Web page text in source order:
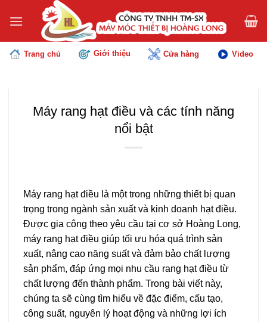
đến
dung Trang chủ Giới thiệu Cửa hàng Video
Máy rang hạt điều và các tính năng
nổi bật
Máy rang hạt điều là một trong những thiết bị quan
trọng trong ngành sản xuất và kinh doanh hạt điều.
Được gia công theo yêu cầu tại cơ sở Hoàng Long,
máy rang hạt điều giúp tối ưu hóa quá trình sản
xuất, nâng cao năng suất và đảm bảo chất lượng
sản phẩm, đáp ứng mọi nhu cầu rang hạt điều từ
chất lượng đến thành phẩm. Trong bài viết này,
chúng ta sẽ cùng tìm hiểu về đặc điểm, cấu tạo,
công suất, nguyên lý hoạt động và những lợi ích